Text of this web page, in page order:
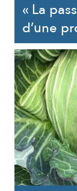
« La
d’une